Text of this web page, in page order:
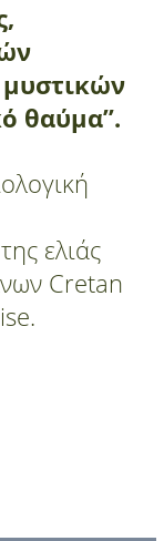
θαύμα”.
ελιάς
Cretan